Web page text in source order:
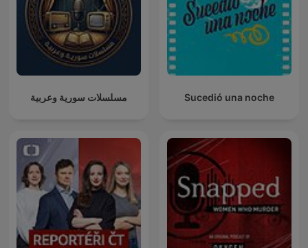
مسلسلات سورية وعربية Sucedió una noche